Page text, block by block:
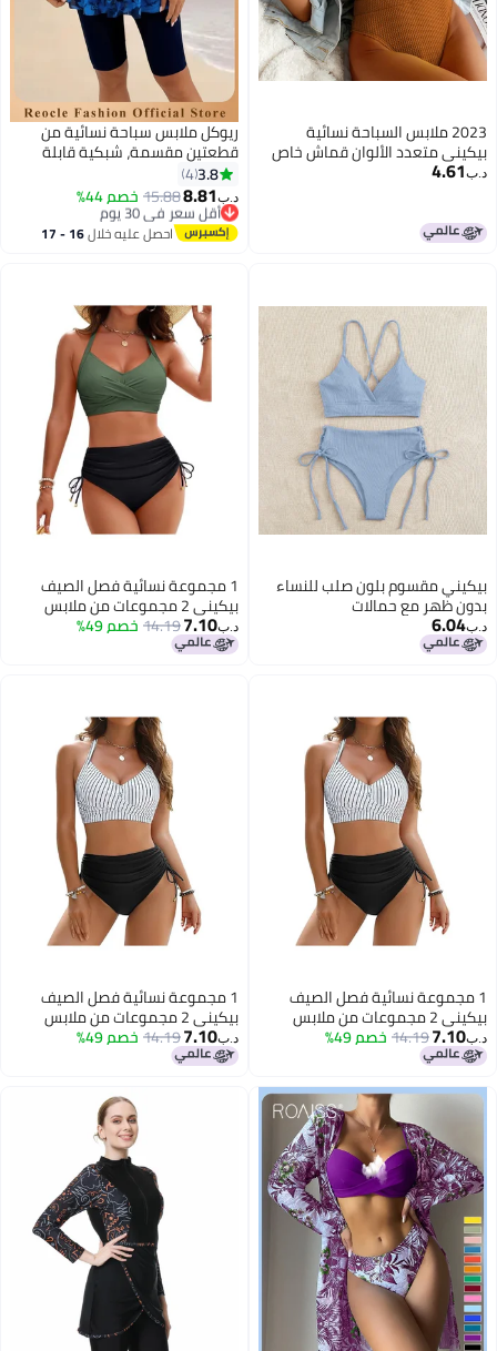
2023 ملابس السباحة نسائية
بيكيني متعدد الألوان قماش خاص
بيكيني ملابس السباحة نسائية 015
د.ب‏4.61
ريوكل ملابس سباحة نسائية من
قطعتين مقسمة، شبكية قابلة
للتهوية، بأكمام قصيرة، مطبوعة
بالزهور، مع شورت قصير للأولاد، بدلة
سباحة محتشمة
3.8
4
د.ب‏8.81
15.88خصم 44% أقل سعر في 30 يوم
بتخلّص بسرعة
أقل سعر في 30 يوماحصل عليه خلال 16 - 17
بيكيني مقسوم بلون صلب للنساء
بدون ظهر مع حمالات
د.ب‏6.04
1 مجموعة نسائية فصل الصيف
بيكيني 2 مجموعات من ملابس
السباحة صدري مع السراويل الثلاثي
د.ب‏7.10
14.19خصم 49%
1 مجموعة نسائية فصل الصيف
بيكيني 2 مجموعات من ملابس
السباحة صدري مع السراويل الثلاثي
د.ب‏7.10
14.19خصم 49%
1 مجموعة نسائية فصل الصيف
بيكيني 2 مجموعات من ملابس
السباحة صدري مع السراويل الثلاثي
د.ب‏7.10
14.19خصم 49%